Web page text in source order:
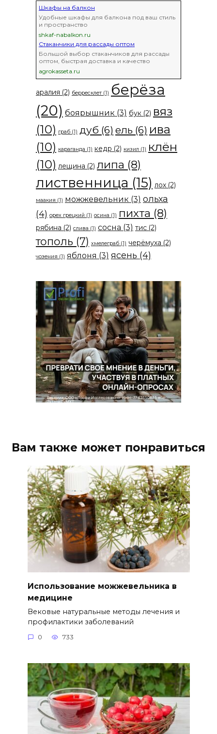
Шкафы на балкон
Удобные шкафы для балкона под ваш стиль
и пространство
shkaf-nabalkon.ru
Стаканчики для рассады оптом
Большой выбор стаканчиков для рассады
оптом, быстрая доставка и качество
agrokasseta.ru
аралия (2) берресклет (1) берёза
(20) боярышник (3) бук (2) вяз
(10) граб (1) дуб (6) ель (6) ива
(10) караганда (1) кедр (2) кизил (1) клён
(10) лещина (2) липа (8)
лиственница (15) лох (2)
маакия (1) можжевельник (3) ольха
(4) орех грецкий (1) осина (1) пихта (8)
рябина (2) слива (1) сосна (3) тис (2)
тополь (7) хмелеграб (1) черёмуха (2)
чозения (1) яблоня (3) ясень (4)
Вам также может понравиться
Использование можжевельника в
медицине
Вековые натуральные методы лечения и
профилактики заболеваний
0 733